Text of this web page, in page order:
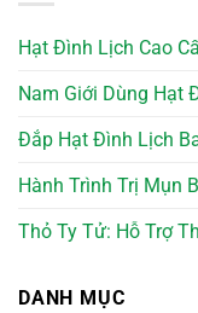
Hạt Đình Lịch Cao
Nam Giới Dùng Hạt
Đắp Hạt Đình Lịch
Hành Trình Trị Mụn
Thỏ Ty Tử: Hỗ Trợ
DANH MỤC